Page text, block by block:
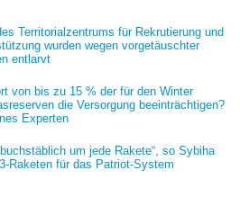
Territorialzentrums für Rekrutierung und
wurden wegen vorgetäuschter
entlarvt
von bis zu 15 % der für den Winter
die Versorgung beeinträchtigen?
Experten
buchstäblich um jede Rakete“, so Sybiha
Raketen für das Patriot-System